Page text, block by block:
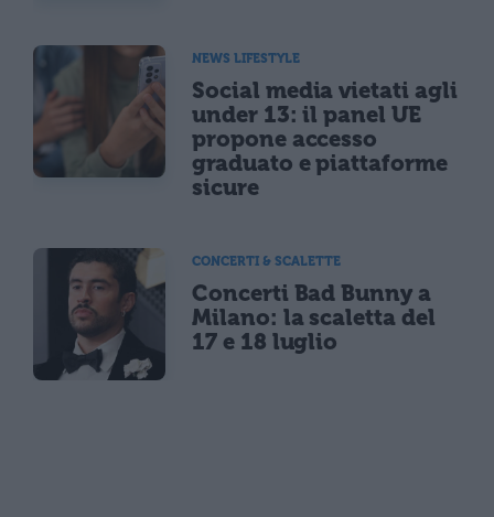
NEWS LIFESTYLE
Social media vietati agli
under 13: il panel UE
propone accesso
graduato e piattaforme
sicure
CONCERTI & SCALETTE
Concerti Bad Bunny a
Milano: la scaletta del
17 e 18 luglio